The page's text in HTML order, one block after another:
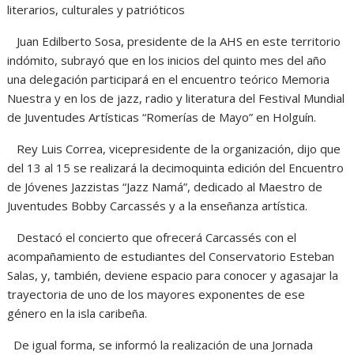
literarios, culturales y patrióticos
Juan Edilberto Sosa, presidente de la AHS en este territorio
indómito, subrayó que en los inicios del quinto mes del año
una delegación participará en el encuentro teórico Memoria
Nuestra y en los de jazz, radio y literatura del Festival Mundial
de Juventudes Artísticas “Romerías de Mayo” en Holguín.
Rey Luis Correa, vicepresidente de la organización, dijo que
del 13 al 15 se realizará la decimoquinta edición del Encuentro
de Jóvenes Jazzistas “Jazz Namá”, dedicado al Maestro de
Juventudes Bobby Carcassés y a la enseñanza artística.
Destacó el concierto que ofrecerá Carcassés con el
acompañamiento de estudiantes del Conservatorio Esteban
Salas, y, también, deviene espacio para conocer y agasajar la
trayectoria de uno de los mayores exponentes de ese
género en la isla caribeña.
De igual forma, se informó la realización de una Jornada